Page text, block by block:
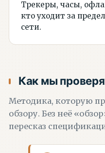
Трекеры, часы,
кто уходит за
сети.
Как мы
Методика, которую
обзору. Без неё
пересказ